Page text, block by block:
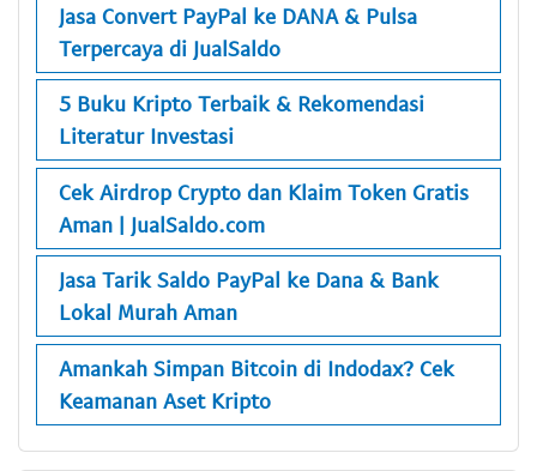
Jasa Convert PayPal ke DANA & Pulsa
Terpercaya di JualSaldo
5 Buku Kripto Terbaik & Rekomendasi
Literatur Investasi
Cek Airdrop Crypto dan Klaim Token Gratis
Aman | JualSaldo.com
Jasa Tarik Saldo PayPal ke Dana & Bank
Lokal Murah Aman
Amankah Simpan Bitcoin di Indodax? Cek
Keamanan Aset Kripto